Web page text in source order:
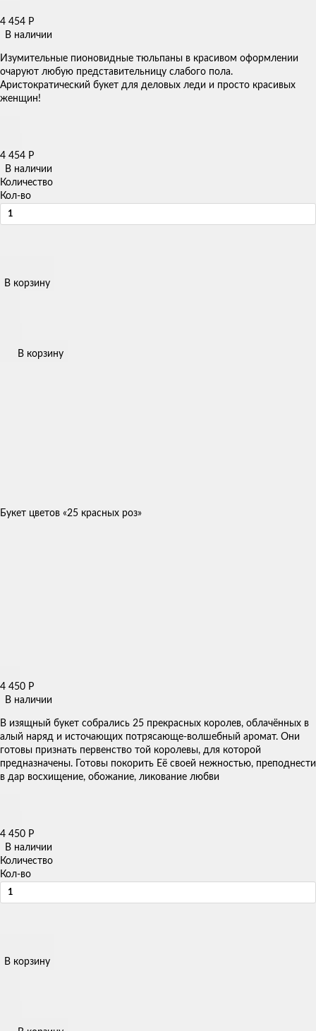
4 454 Р
В наличии
Изумительные пионовидные тюльпаны в красивом оформлении
очаруют любую представительницу слабого пола.
Аристократический букет для деловых леди и просто красивых
женщин!
4 454 Р
В наличии
Количество
Кол-во
В корзину
В корзину
Букет цветов «25 красных роз»
4 450 Р
В наличии
В изящный букет собрались 25 прекрасных королев, облачённых в
алый наряд и источающих потрясающе-волшебный аромат. Они
готовы признать первенство той королевы, для которой
предназначены. Готовы покорить Её своей нежностью, преподнести
в дар восхищение, обожание, ликование любви
4 450 Р
В наличии
Количество
Кол-во
В корзину